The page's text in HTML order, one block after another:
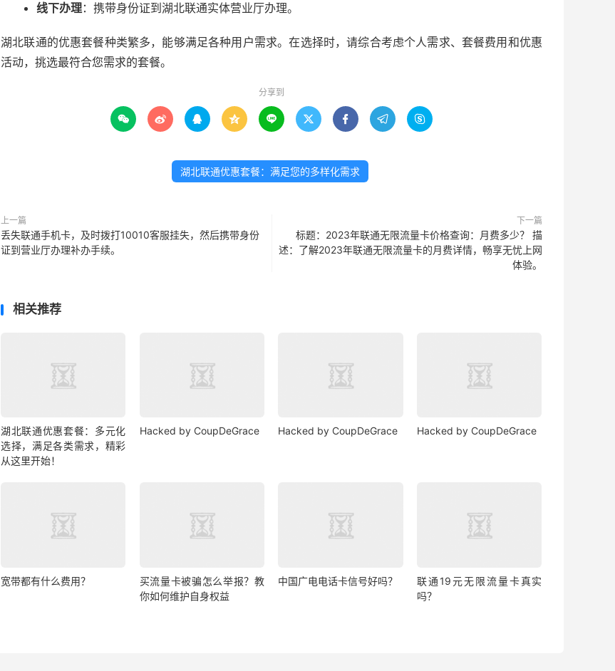
线下办理：携带身份证到湖北联通实体营业厅办理。
湖北联通的优惠套餐种类繁多，能够满足各种用户需求。在选择时，请综合考虑个人需求、套餐费用和优惠
活动，挑选最符合您需求的套餐。
分享到
        
湖北联通优惠套餐：满足您的多样化需求
上一篇
丢失联通手机卡，及时拨打10010客服挂失，然后携带身份
证到营业厅办理补办手续。
下一篇
标题：2023年联通无限流量卡价格查询：月费多少？ 描
述：了解2023年联通无限流量卡的月费详情，畅享无忧上网
体验。
相关推荐
湖北联通优惠套餐：多元化
选择，满足各类需求，精彩
从这里开始！
Hacked by CoupDeGrace Hacked by CoupDeGrace Hacked by CoupDeGrace
宽带都有什么费用？
买流量卡被骗怎么举报？教
你如何维护自身权益
中国广电电话卡信号好吗？
联通19元无限流量卡真实
吗？